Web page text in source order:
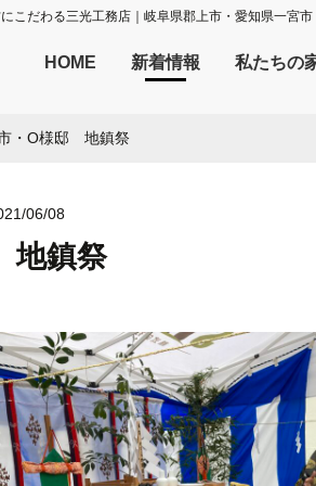
こだわる三光工務店｜岐阜県郡上市・愛知県一宮市
HOME 新着情報 私たちの
・O様邸 地鎮祭
06/08
地鎮祭